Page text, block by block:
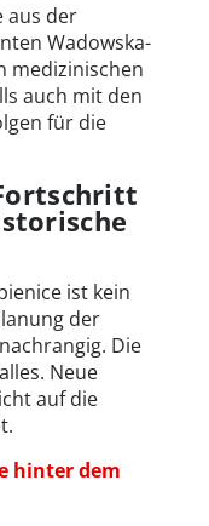
aus der
Wadowska-
medizinischen
auch mit den
für die
ist kein
der
Die
Neue
auf die
hinter dem